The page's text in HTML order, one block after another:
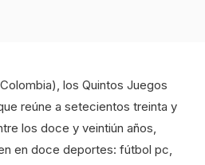
los Quintos Juegos
reúne a setecientos treinta y
los doce y veintiún años,
en doce deportes: fútbol pc,